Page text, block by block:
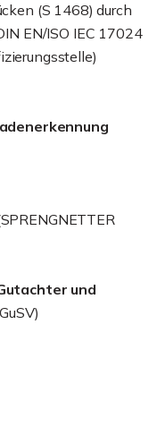
(S 1468) durch
EN/ISO IEC 17024
und